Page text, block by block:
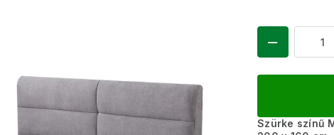
Szürke színű